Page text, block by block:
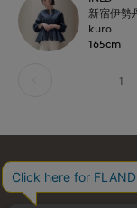
kuro
165cm
1